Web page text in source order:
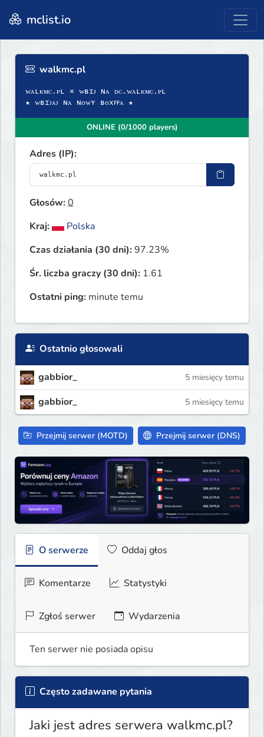
mclist.io
walkmc.pl
ᴡᴀʟᴋᴍᴄ.ᴘʟ × ᴡʙɪᴊ ɴᴀ ᴅᴄ.ᴡᴀʟᴋᴍᴄ.ᴘʟ
★ ᴡʙɪᴊᴀᴊ ɴᴀ ɴᴏᴡʏ ʙᴏxꜰꜰᴀ ★
ONLINE (0/1000 players)
Adres (IP):
Głosów:0
Kraj:
Polska
Czas działania (30 dni):97.23%
Śr. liczba graczy (30 dni): 1.61
Ostatni ping: minute temu
Ostatnio głosowali
gabbior_ 5 miesięcy temu
gabbior_ 5 miesięcy temu
Przejmij serwer (MOTD) Przejmij serwer (DNS)
O serwerze Oddaj głos
Komentarze Statystyki
Zgłoś serwer Wydarzenia
Ten serwer nie posiada opisu
Często zadawane pytania
Jaki jest adres serwera walkmc.pl?